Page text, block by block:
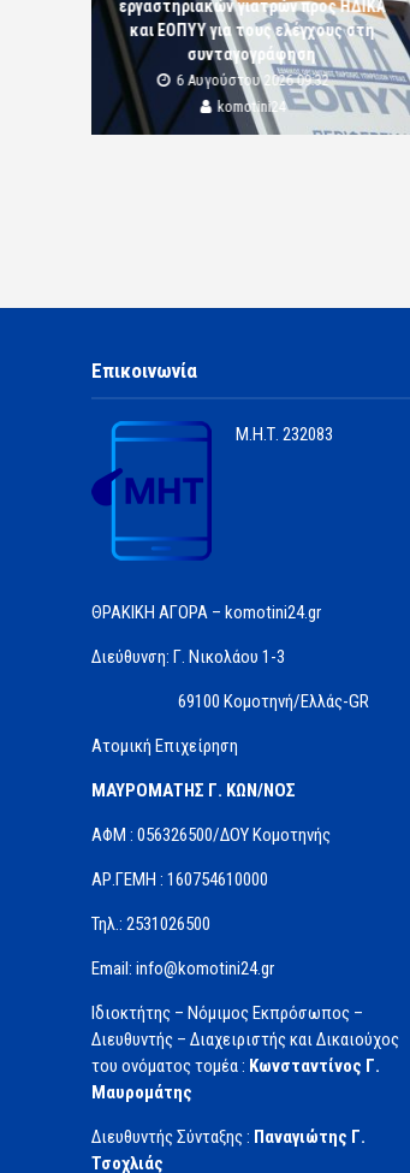
εργαστηριακών γιατρών προς ΗΔΙΚΑ
και ΕΟΠΥΥ για τους ελέγχους στη
συνταγογράφηση
6 Αυγούστου 2026 09:32
komotini24
Επικοινωνία
Μ.Η.Τ. 232083
ΘΡΑΚΙΚΗ ΑΓΟΡΑ – komotini24.gr
Διεύθυνση: Γ. Νικολάου 1-3
69100 Κομοτηνή/Ελλάς-GR
Ατομική Επιχείρηση
ΜΑΥΡΟΜΑΤΗΣ Γ. ΚΩΝ/ΝΟΣ
ΑΦΜ : 056326500/ΔOΥ Κομοτηνής
ΑΡ.ΓΕΜΗ : 160754610000
Τηλ.: 2531026500
Email: info@komotini24.gr
Ιδιοκτήτης – Νόμιμος Εκπρόσωπος –
Διευθυντής – Διαχειριστής και Δικαιούχος
του ονόματος τομέα : Κωνσταντίνος Γ.
Μαυρομάτης
Διευθυντής Σύνταξης : Παναγιώτης Γ.
Τσοχλιάς